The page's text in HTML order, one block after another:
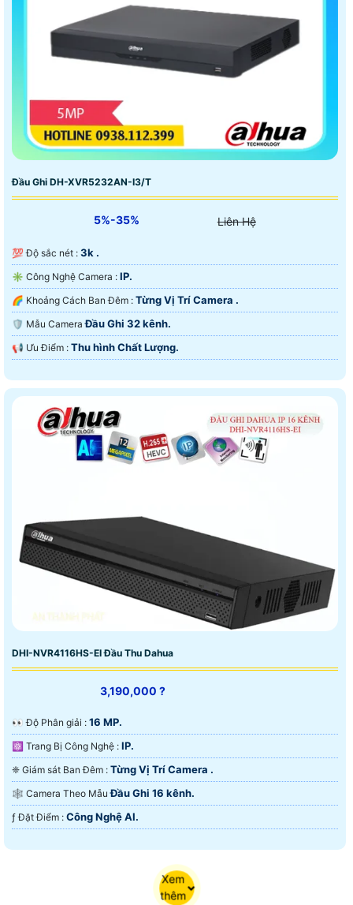
Đầu Ghi DH-XVR5232AN-I3/T
5%-35% Liên Hệ
💯 Độ sắc nét : 3k .
✳️ Công Nghệ Camera : IP.
🌈 Khoảng Cách Ban Đêm : Từng Vị Trí Camera .
🛡 Mẫu CameraĐầu Ghi 32 kênh.
️📢 Ưu Điểm : Thu hình Chất Lượng.
DHI-NVR4116HS-EI Đầu Thu Dahua
3,190,000 ?
️👀 Độ Phân giải : 16 MP.
⚛️ Trang Bị Công Nghệ : IP.
❈ Giám sát Ban Đêm : Từng Vị Trí Camera .
🕸️ Camera Theo MẫuĐầu Ghi 16 kênh.
️ƒ Đặt Điểm : Công Nghệ AI.
Xem
thêm